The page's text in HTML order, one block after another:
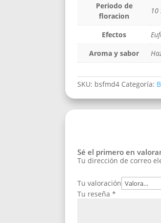
Periodo de
floracion
10
Efectos
Aroma y sabor
SKU: bsfmd4 Categoría:
Sé el primero en
Tu dirección de correo
Tu valoración
Tu reseña *